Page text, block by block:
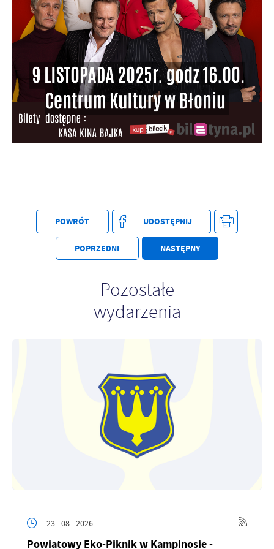
POWRÓT UDOSTĘPNIJ
POPRZEDNI NASTĘPNY
Pozostałe
wydarzenia
23 - 08 - 2026
Powiatowy Eko-Piknik w Kampinosie -
Firmy te działają w charakterze pośredników prezentujących nasze
treści w postaci wiadomości, ofert, komunikatów mediów
społecznościowych.